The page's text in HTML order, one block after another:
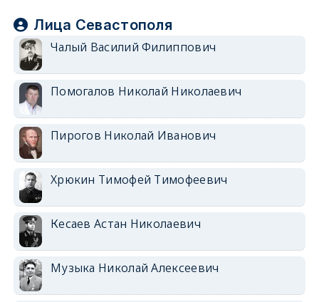
Лица Севастополя
Чалый Василий Филиппович
Помогалов Николай Николаевич
Пирогов Николай Иванович
Хрюкин Тимофей Тимофеевич
Кесаев Астан Николаевич
Музыка Николай Алексеевич